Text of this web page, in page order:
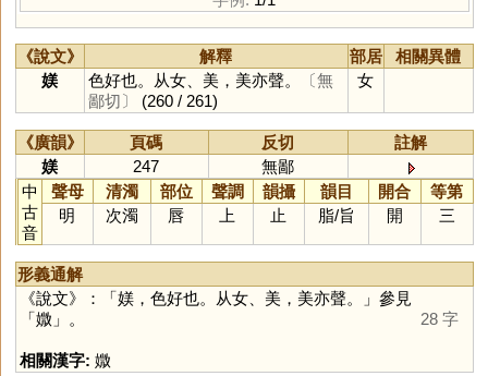
《說文》 解釋 部居
相關異體
媄
色好也。从女、美，美亦聲。
〔無
鄙切〕
(260 / 261)
女
《廣韻》 頁碼 反切
註解
媄
247
無鄙
中
古
音
聲母 清濁 部位 聲調 韻攝 韻目 開合
等第
明
次濁 唇 上 止 脂/旨 開 三
形義通解
《說文》：「媄，色好也。从女、美，美亦聲。」參見
「媺 」。 28 字
相關漢字: 媺